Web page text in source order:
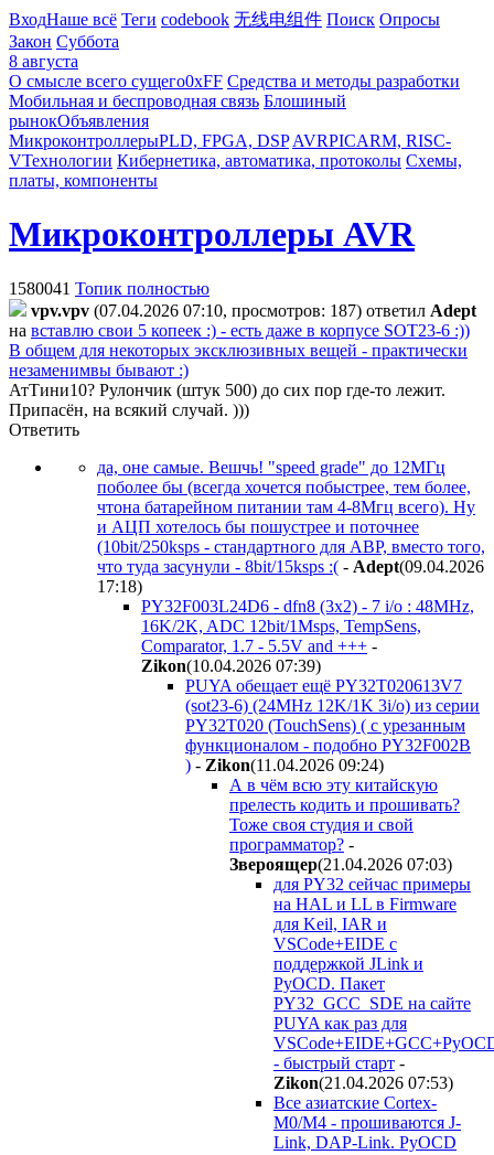
ВходНаше всё Теги codebook 无线电组件 Поиск Опросы
Закон Суббота
8 августа
О смысле всего сущего0xFF Средства и методы разработки
Мобильная и беспроводная связь Блошиный
рынокОбъявления
МикроконтроллерыPLD, FPGA, DSP AVRPICARM, RISC-
VТехнологии Кибернетика, автоматика, протоколы Схемы,
платы, компоненты
Микроконтроллеры AVR
1580041 Топик полностью
vpv.vpv (07.04.2026 07:10, просмотров: 187) ответил Adept
на вставлю свои 5 копеек :) - есть даже в корпусе SOT23-6 :))
В общем для некоторых эксклюзивных вещей - практически
незаменимвы бывают :)
АтТини10? Рулончик (штук 500) до сих пор где-то лежит.
Припасён, на всякий случай. )))
Ответить
да, оне самые. Вешчь! "speed grade" до 12МГц
поболее бы (всегда хочется побыстрее, тем более,
чтона батарейном питании там 4-8Мгц всего). Ну
и АЦП хотелось бы пошустрее и поточнее
(10bit/250ksps - стандартного для АВР, вместо того,
что туда засунули - 8bit/15ksps :( - Adept(09.04.2026
17:18)
PY32F003L24D6 - dfn8 (3x2) - 7 i/o : 48MHz,
16K/2K, ADC 12bit/1Msps, TempSens,
Comparator, 1.7 - 5.5V and +++ -
Zikon(10.04.2026 07:39)
PUYA обещает ещё PY32T020613V7
(sot23-6) (24MHz 12K/1K 3i/o) из серии
PY32T020 (TouchSens) ( с урезанным
функционалом - подобно PY32F002B
) - Zikon(11.04.2026 09:24)
А в чём всю эту китайскую
прелесть кодить и прошивать?
Тоже своя студия и свой
программатор? -
Звepoящep(21.04.2026 07:03)
для PY32 сейчас примеры
на HAL и LL в Firmware
для Keil, IAR и
VSCode+EIDE с
поддержкой JLink и
PyOCD. Пакет
PY32_GCC_SDE на сайте
PUYA как раз для
- быстрый старт -
Zikon(21.04.2026 07:53)
Все азиатские Cortex-
M0/M4 - прошиваются J-
Link, DAP-Link. PyOCD